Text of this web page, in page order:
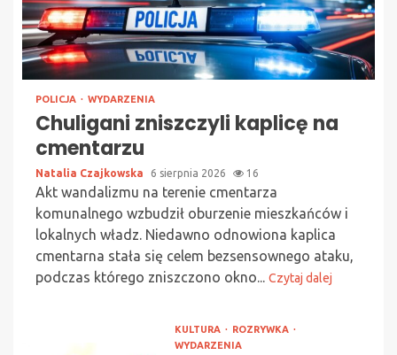
POLICJA WYDARZENIA
Chuligani zniszczyli kaplicę na
cmentarzu
Natalia Czajkowska 6 sierpnia 2026 16
Akt wandalizmu na terenie cmentarza
komunalnego wzbudził oburzenie mieszkańców i
lokalnych władz. Niedawno odnowiona kaplica
cmentarna stała się celem bezsensownego ataku,
podczas którego zniszczono okno... Czytaj dalej
KULTURA
ROZRYWKA
WYDARZENIA